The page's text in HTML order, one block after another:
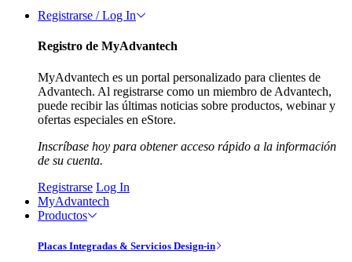
Registrarse / Log In
Registro de MyAdvantech
MyAdvantech es un portal personalizado para clientes de
Advantech. Al registrarse como un miembro de Advantech,
puede recibir las últimas noticias sobre productos, webinar y
ofertas especiales en eStore.
Inscríbase hoy para obtener acceso rápido a la información
de su cuenta.
Registrarse Log In
MyAdvantech
Productos
Placas Integradas & Servicios Design-in